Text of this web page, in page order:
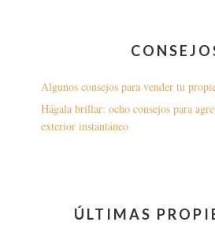
Algunos consejos para vender tu
Hágala brillar: ocho consejos para
exterior instantáneo
ÚLTIMAS